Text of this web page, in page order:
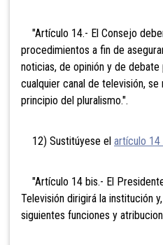
"Artículo 14.- El Consejo
procedimientos a fin de
noticias, de opinión y de
cualquier canal de televisión,
principio del pluralismo.".
12) Sustitúyese el artículo 14
"Artículo 14 bis.- El
Televisión dirigirá la institución
siguientes funciones y